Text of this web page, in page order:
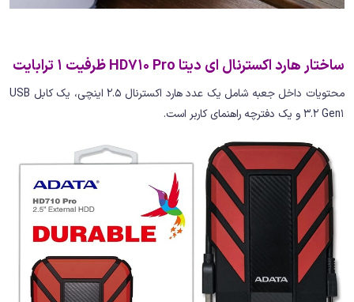
ساختار هارد اکسترنال ای دیتا HD710 Pro ظرفیت 1 ترابایت
محتویات داخل جعبه شامل یک عدد هارد اکسترنال 2.5 اینچی، یک کابل USB
3.2 Gen1 و یک دفترچه راهنمای کاربر است.